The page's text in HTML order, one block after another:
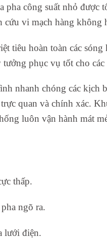
công suất nhỏ được
cứu vi mạch hàng không
hoàn toàn các sóng
phục vụ tốt cho
nhanh chóng các kịch
quan và chính xác.
luôn vận hành mát
thấp.
ngõ ra.
lưới điện.